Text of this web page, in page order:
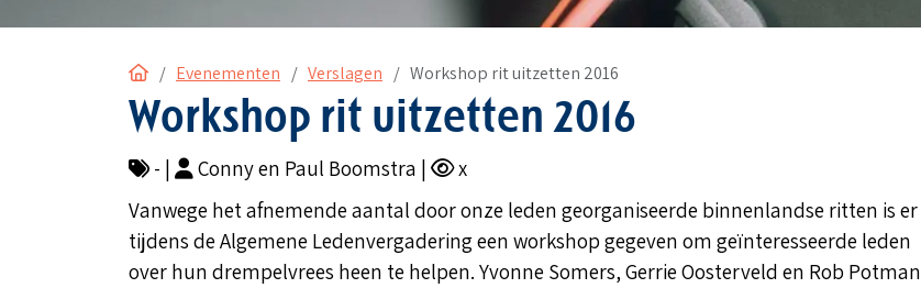
HomeEvenementen Verslagen Workshop rit uitzetten 2016
Workshop rit uitzetten 2016
- | Conny en Paul Boomstra |
x
Vanwege het afnemende aantal door onze leden georganiseerde binnenlandse ritten is er
tijdens de Algemene Ledenvergadering een workshop gegeven om geïnteresseerde leden
over hun drempelvrees heen te helpen. Yvonne Somers, Gerrie Oosterveld en Rob Potman